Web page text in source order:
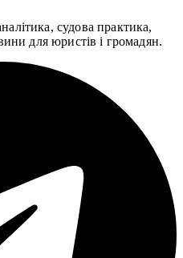
судова практика,
для юристів і громадян.